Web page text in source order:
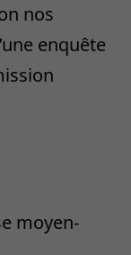
nos
enquête
moyen-